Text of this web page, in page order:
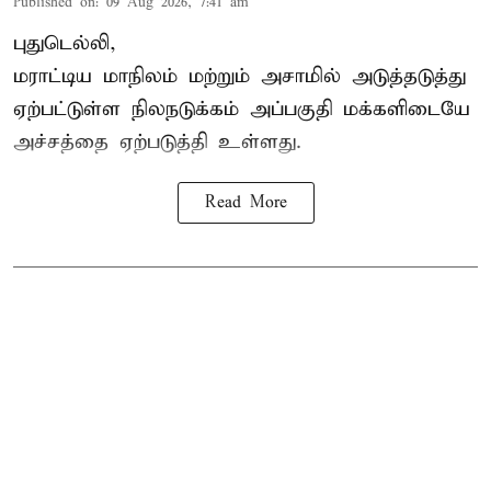
புதுடெல்லி,
மராட்டிய மாநிலம் மற்றும் அசாமில் அடுத்தடுத்து
ஏற்பட்டுள்ள நிலநடுக்கம் அப்பகுதி மக்களிடையே
அச்சத்தை ஏற்படுத்தி உள்ளது.
Read More